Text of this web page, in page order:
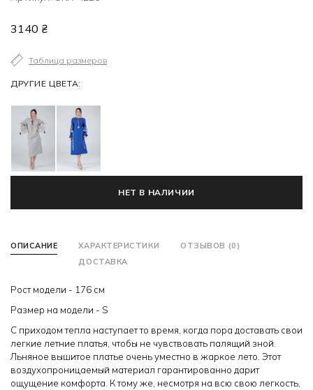
3140 ₴
Таблица размеров
ДРУГИЕ ЦВЕТА:
НЕТ В НАЛИЧИИ
ОПИСАНИЕ ХАРАКТЕРИСТИКИ
ОТЗЫВОВ (0)
ДОСТАВКА
Рост модели - 176 см
Размер на модели - S
С приходом тепла наступает то время, когда пора доставать свои
легкие летние платья, чтобы не чувствовать палящий зной.
Льняное вышитое платье очень уместно в жаркое лето. Этот
воздухопроницаемый материал гарантированно дарит
ощущение комфорта. К тому же, несмотря на всю свою легкость,